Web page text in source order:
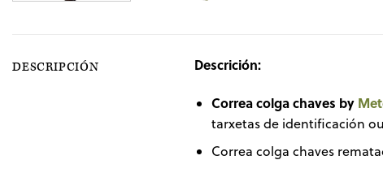
DESCRIPCIÓN Descrición:
Correa colga chaves by
tarxetas de identificación
Correa colga chaves